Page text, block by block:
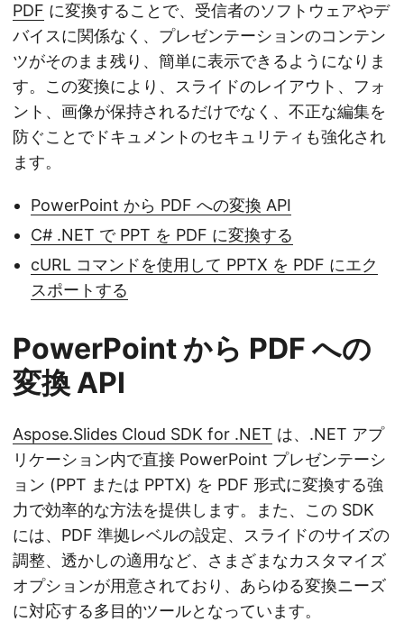
PDF に変換することで、受信者のソフトウェアやデ
バイスに関係なく、プレゼンテーションのコンテン
ツがそのまま残り、簡単に表示できるようになりま
す。この変換により、スライドのレイアウト、フォ
ント、画像が保持されるだけでなく、不正な編集を
防ぐことでドキュメントのセキュリティも強化され
ます。
PowerPoint から PDF への変換 API
C# .NET で PPT を PDF に変換する
cURL コマンドを使用して PPTX を PDF にエク
スポートする
PowerPoint から PDF への
変換 API
Aspose.Slides Cloud SDK for .NET は、.NET アプ
リケーション内で直接 PowerPoint プレゼンテーシ
ョン (PPT または PPTX) を PDF 形式に変換する強
力で効率的な方法を提供します。また、この SDK
には、PDF 準拠レベルの設定、スライドのサイズの
調整、透かしの適用など、さまざまなカスタマイズ
オプションが用意されており、あらゆる変換ニーズ
に対応する多目的ツールとなっています。